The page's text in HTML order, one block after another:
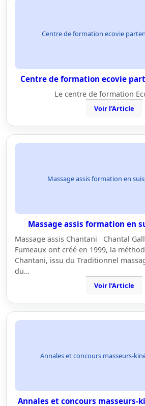
Centre de formation ecovie
Centre de formation ecovie
Le centre de formation
Voir l'Article
Massage assis formation en
Massage assis formation en
Massage assis Chantani Chantal
Fumeaux ont créé en 1999, la
Chantani, issu du Traditionnel
du…
Voir l'Article
Annales et concours masseurs-
Annales et concours masseurs-